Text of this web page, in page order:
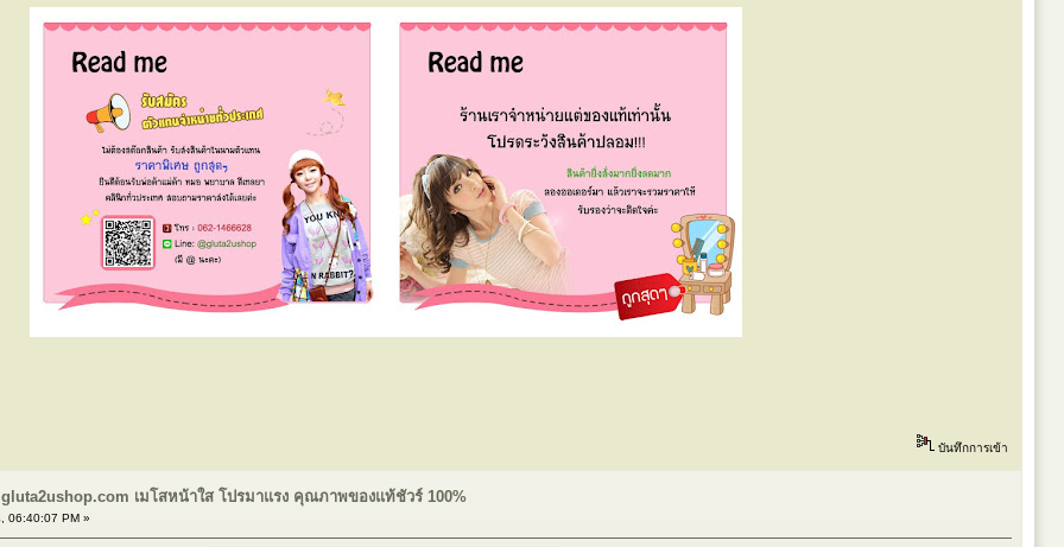
บันทึกการเข้า
เมโสหน้าใส โปรมาแรง คุณภาพของแท้ชัวร์ 100%
06:40:07 PM »